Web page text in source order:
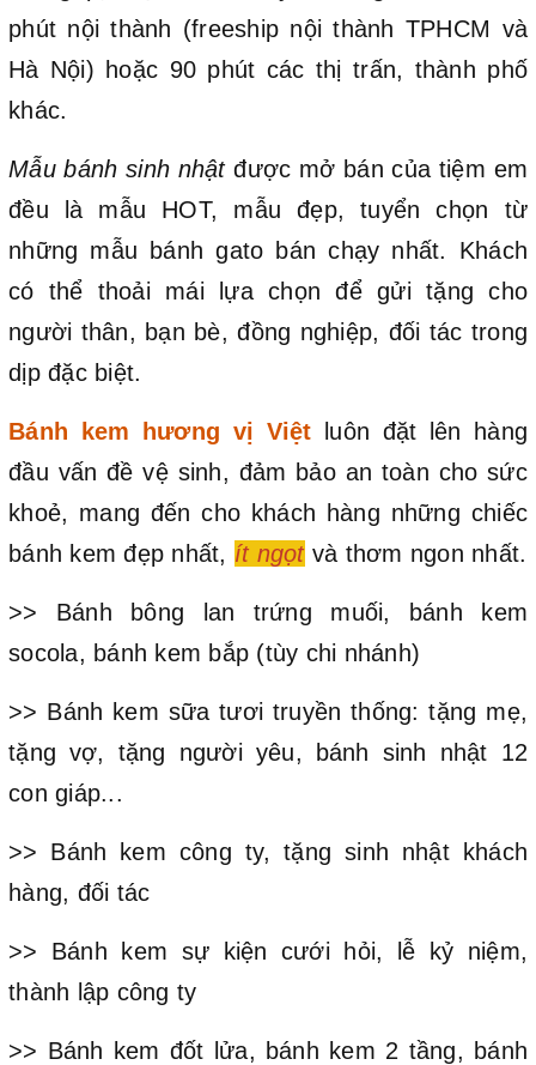
phút nội thành (freeship nội thành TPHCM và
Hà Nội) hoặc 90 phút các thị trấn, thành phố
khác.
Mẫu bánh sinh nhậtđược mở bán của tiệm em
đều là mẫu HOT, mẫu đẹp, tuyển chọn từ
những mẫu bánh gato bán chạy nhất. Khách
có thể thoải mái lựa chọn để gửi tặng cho
người thân, bạn bè, đồng nghiệp, đối tác trong
dịp đặc biệt.
Bánh kem hương vị Việt luôn đặt lên hàng
đầu vấn đề vệ sinh, đảm bảo an toàn cho sức
khoẻ, mang đến cho khách hàng những chiếc
bánh kem đẹp nhất, ít ngọt và thơm ngon nhất.
>> Bánh bông lan trứng muối, bánh kem
socola, bánh kem bắp (tùy chi nhánh)
>> Bánh kem sữa tươi truyền thống: tặng mẹ,
tặng vợ, tặng người yêu, bánh sinh nhật 12
con giáp...
>> Bánh kem công ty, tặng sinh nhật khách
hàng, đối tác
>> Bánh kem sự kiện cưới hỏi, lễ kỷ niệm,
thành lập công ty
>> Bánh kem đốt lửa, bánh kem 2 tầng, bánh